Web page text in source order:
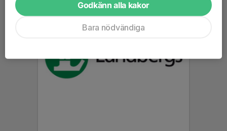
Godkänn alla kakor
Bara nödvändiga